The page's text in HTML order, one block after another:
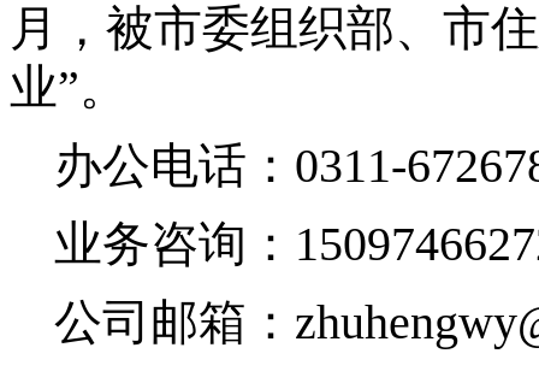
月，被市委组织部、市
业”。
办公电话： 0311-
业务咨询：
公司邮箱：